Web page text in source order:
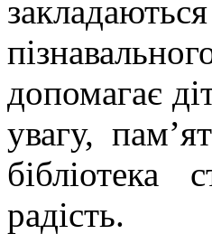
допомагає
увагу,
радість.